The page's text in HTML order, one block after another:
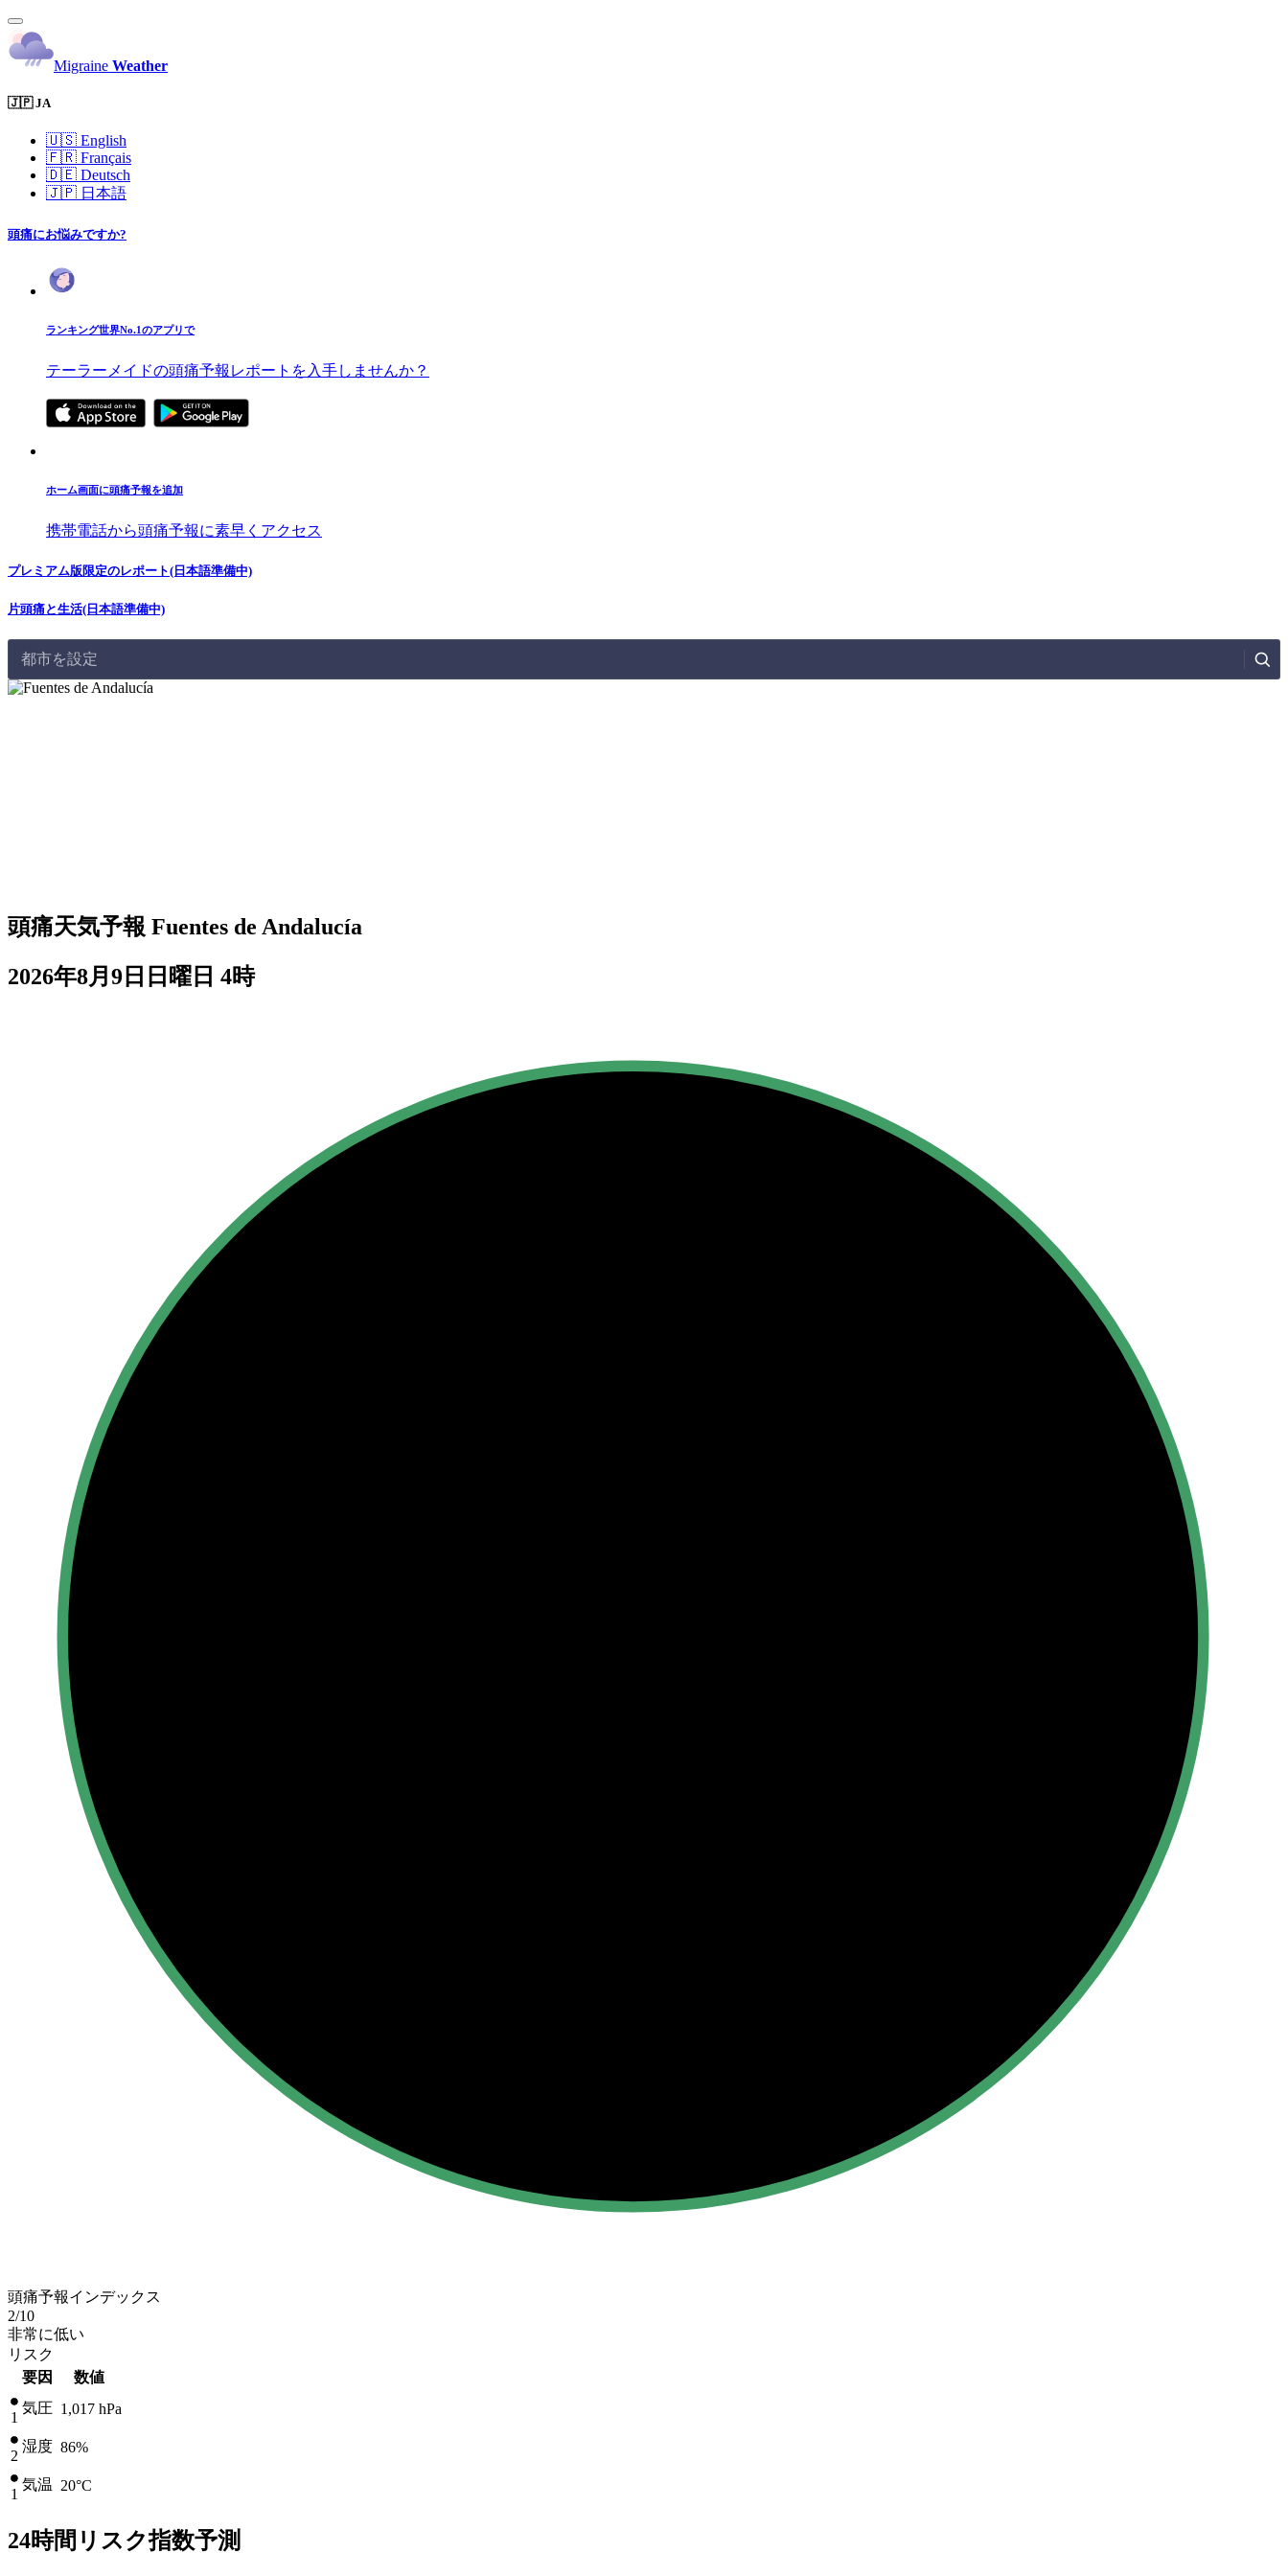
Migraine Weather
🇯🇵 JA
🇺🇸 English
🇫🇷 Français
🇩🇪 Deutsch
🇯🇵 日本語
頭痛にお悩みですか?
ランキング世界No.1のアプリで
テーラーメイドの頭痛予報レポートを入手しませんか？
ホーム画面に頭痛予報を追加
携帯電話から頭痛予報に素早くアクセス
プレミアム版限定のレポート(日本語準備中)
片頭痛と生活(日本語準備中)
都市を設定
頭痛天気予報 Fuentes de Andalucía
2026年8月9日日曜日 4時
頭痛予報インデックス
2/10
非常に低い
リスク
要因
数値
1
気圧 1,017 hPa
2
湿度 86%
1
気温 20°C
24時間リスク指数予測